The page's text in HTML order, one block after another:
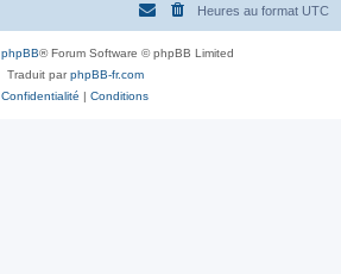
Heures au format UTC
phpBB® Forum Software © phpBB Limited
Traduit parphpBB-fr.com
Confidentialité | Conditions